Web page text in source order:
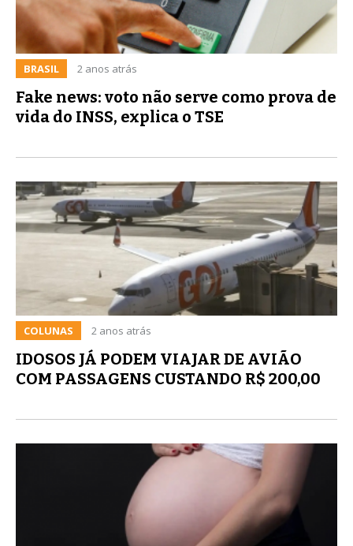
BRASIL 2 anos atrás
Fake news: voto não serve como prova de
vida do INSS, explica o TSE
COLUNAS 2 anos atrás
IDOSOS JÁ PODEM VIAJAR DE AVIÃO
COM PASSAGENS CUSTANDO R$ 200,00